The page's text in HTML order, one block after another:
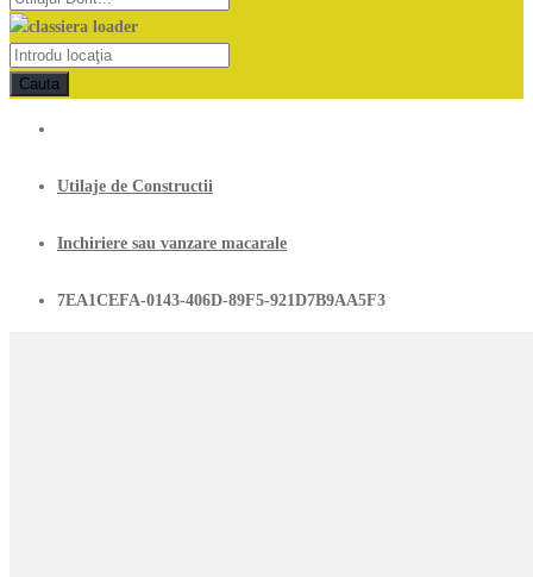
Cauta
Utilaje de Constructii
Inchiriere sau vanzare macarale
7EA1CEFA-0143-406D-89F5-921D7B9AA5F3